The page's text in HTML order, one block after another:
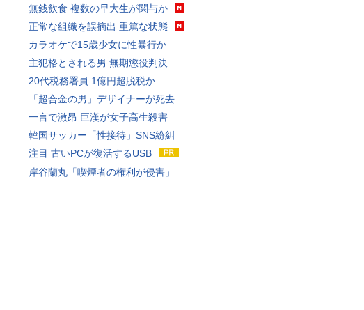
無銭飲食 複数の早大生が関与か
正常な組織を誤摘出 重篤な状態
カラオケで15歳少女に性暴行か
主犯格とされる男 無期懲役判決
20代税務署員 1億円超脱税か
「超合金の男」デザイナーが死去
一言で激昂 巨漢が女子高生殺害
韓国サッカー「性接待」SNS紛糾
注目 古いPCが復活するUSB
岸谷蘭丸「喫煙者の権利が侵害」